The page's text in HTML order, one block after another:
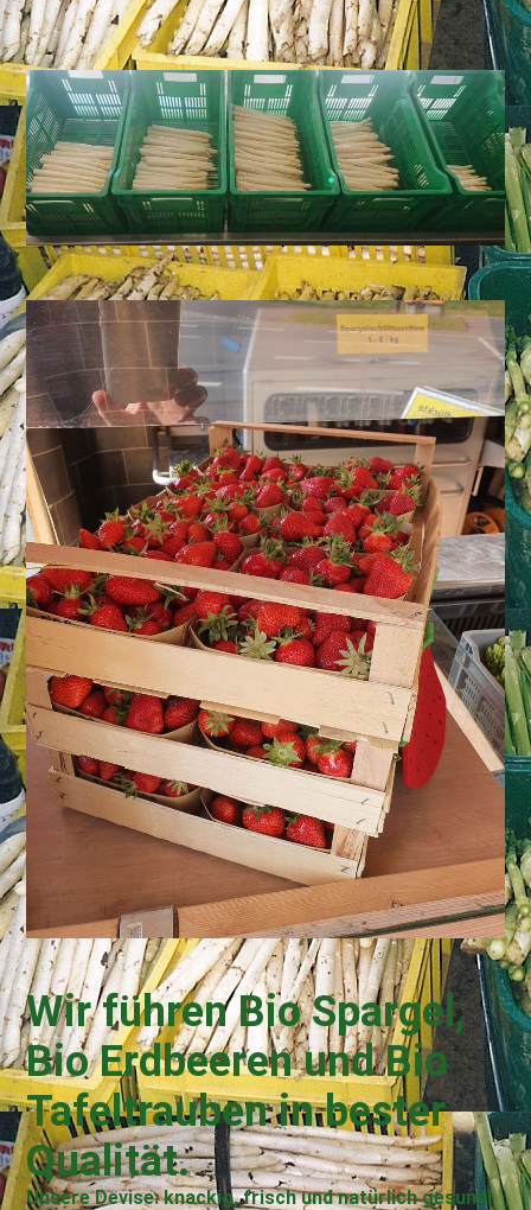
Wir führen Bio Spargel,
Bio Erdbeeren und Bio
Tafeltrauben in bester
Qualität.
Unsere Devise: knackig, frisch und natürlich gesund!